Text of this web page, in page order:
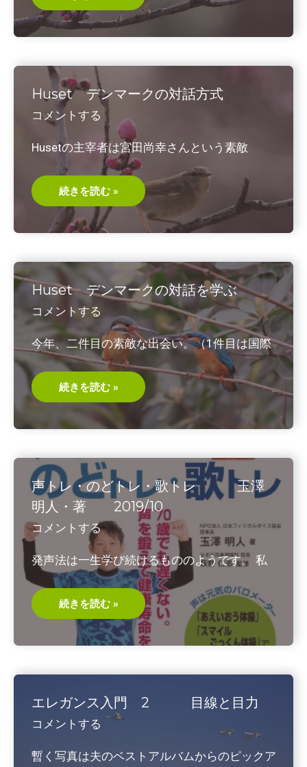
ッ
ト
を
Huset デンマークの対話方式
コメントする
Husetの主宰者は宮田尚幸さんという素敵
Huset
デ
ン
マ
ー
対
話
方
式
続きを読む »
Huset デンマークの対話を学ぶ
コメントする
今年、二件目の素敵な出会い。（1件目は国際
Huset
デ
ン
ー
対
話
を
学
ぶ
続きを読む »
声トレ・のどトレ・歌トレ 玉澤
明人・著 2019/10
コメントする
発声法は一生学び続けるもののようです。 私
声
ト
レ・
ど
歌
レ
玉
明
2019/10
続きを読む »
エレガンス入門 2 目線と目力
コメントする
暫く写真は夫のベストアルバムからのピックア